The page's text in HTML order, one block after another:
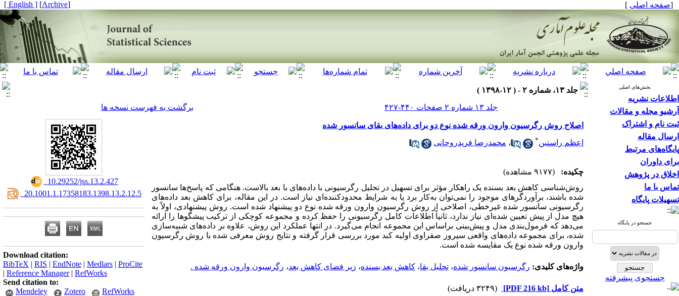
[صفحه اصلی ]
[
Archive
]
[ English ]
بخش‌های اصلی
اطلاعات نشریه
آرشیو مجله و مقالات
ثبت نام و اشتراک
ارسال مقاله
پایگاه‌های مرتبط
برای داوران
اخلاق در پژوهش
تماس با ما
تسهیلات پایگاه
جستجو در پایگاه
جستجوی پیشرفته
جلد ۱۳، شماره ۲ - ( ۱۲-۱۳۹۸ )
جلد ۱۳ شماره ۲ صفحات ۴۴۰-۴۲۷
برگشت به فهرست نسخه ها
اصلاح روش رگرسیون وارون ورقه شده نوع دو برای داده‌های بقای سانسور شده
اعظم راستین* ، محمدرضا فریدروحانی
چکیده:
(۹۱۷۷ مشاهده)
روش‌شناسی کاهش بعد بسنده یک راهکار مؤثر برای تسهیل در تحلیل رگرسیونی با داده‌های با بعد بالاست. هنگامی که پاسخ‌ها سانسور
شده باشند، برآوردگرهای موجود را نمی‌توان به‌کار برد یا به شرایط محدودکننده‌ای نیاز است. در این مقاله، برای کاهش بعد داده‌های
رگرسیونی سانسور شده غیرخطی، اصلاحی از روش رگرسیون وارون ورقه شده ‌نوع دو پیشنهاد شده است. روش پیشنهادی، اولاً به
هیچ مدل از پیش تعیین شده‌ای نیاز ندارد، ثانیاً اطلاعات کامل رگرسیونی را حفظ کرده و مجموعه‌ کوچکی از ترکیب پیشگوها را ارائه
می‌دهد که فرمول‌بندی مدل و پیش‌بینی براساس این مجموعه انجام می‌گیرد. در انتها عملکرد این روش‌، علاوه بر داده‌های شبیه‌سازی
شده، برای مجموعه‌ داده‌های واقعی سیروز صفراوی اولیه‌ کبد مورد بررسی قرار گرفته و نتایج روش معرفی شده با روش رگرسیون
وارون ورقه شده ‌نوع یک مقایسه شده است.
واژه‌های کلیدی: رگرسیون سانسور شده، تحلیل بقا، کاهش بعد بسنده، زیر فضای کاهش بعد، رگرسیون وارون ورقه شده .
متن کامل [PDF 216 kb]
(۳۲۴۹ دریافت)
‎ 10.29252/jss.13.2.427
‎ 20.1001.1.17358183.1398.13.2.12.5
Download citation:
BibTeX | RIS | EndNote | Medlars | ProCite
| Reference Manager| RefWorks
Send citation to:
Mendeley
Zotero RefWorks